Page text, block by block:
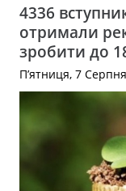
4336
отримали
зробити до
П’ятниця, 7